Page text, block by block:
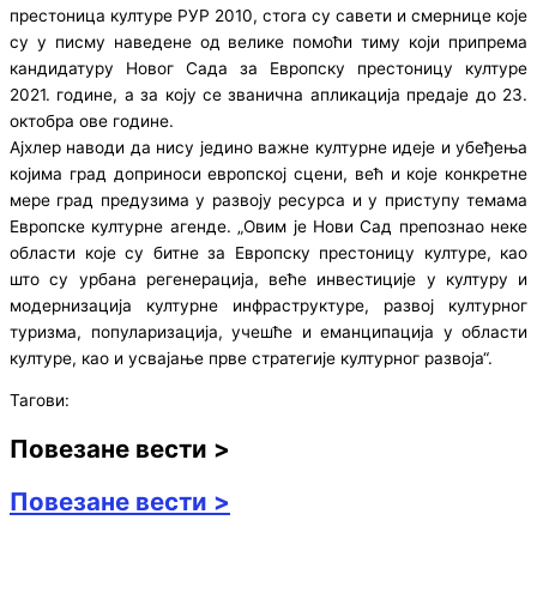
престоница културе РУР 2010, стога су савети и смернице које
су у писму наведене од велике помоћи тиму који припрема
кандидатуру Новог Сада за Европску престоницу културе
2021. године, а за коју се званична апликација предаје до 23.
октобра ове године.
Ајхлер наводи да нису једино важне културне идеје и убеђења
којима град доприноси европској сцени, већ и које конкретне
мере град предузима у развоју ресурса и у приступу темама
Европске културне агенде. „Овим је Нови Сад препознао неке
области које су битне за Европску престоницу културе, као
што су урбана регенерација, веће инвестиције у културу и
модернизација културне инфраструктуре, развој културног
туризма, популаризација, учешће и еманципација у области
културе, као и усвајање прве стратегије културног развоја“.
Тагови:
Повезане вести >
Повезане вести >